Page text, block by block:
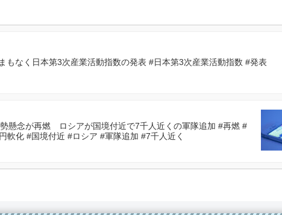
まもなく日本第3次産業活動指数の発表 #日本第3次産業活動指数 #発表
勢懸念が再燃 ロシアが国境付近で7千人近くの軍隊追加 #再燃 #
軟化 #国境付近 #ロシア #軍隊追加 #7千人近く